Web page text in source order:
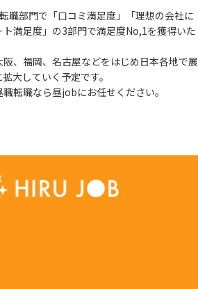
職部門で「口コミ満足度」「理想の会社に
ト満足度」の3部門で満足度No,1を獲得いた
、福岡、名古屋などをはじめ日本各地で展
大していく予定です。
転職なら昼jobにお任せください。